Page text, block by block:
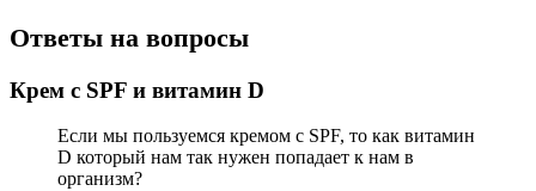
Ответы на вопросы
Крем с SPF и витамин D
Если мы пользуемся кремом с SPF, то как витамин
D который нам так нужен попадает к нам в
организм?